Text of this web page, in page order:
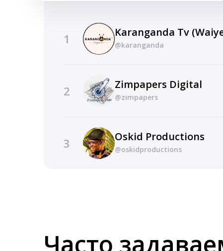
1 Karanganda Tv
@karanganda
2 Zimpapers Digital
@zimpapers
3 Oskid Productions
@oskidproductions
Часто